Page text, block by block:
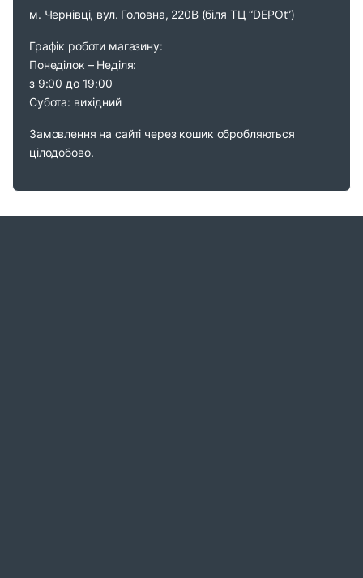
м. Чернівці, вул. Головна, 220В (біля ТЦ “DEPOt”)
Графік роботи магазину:
Понеділок – Неділя:
з 9:00 до 19:00
Субота: вихідний
Замовлення на сайті через кошик обробляються
цілодобово.